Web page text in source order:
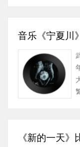
音乐《宁夏川
《新的一天